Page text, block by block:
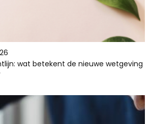
wat betekent de nieuwe wetgeving